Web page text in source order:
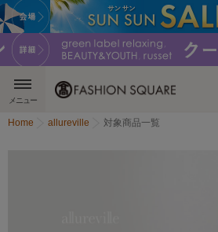
メニュー
Home allureville 対象商品一覧